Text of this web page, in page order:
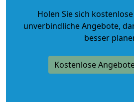
Holen Sie sich
unverbindliche Angebote,
besser
Kostenlose